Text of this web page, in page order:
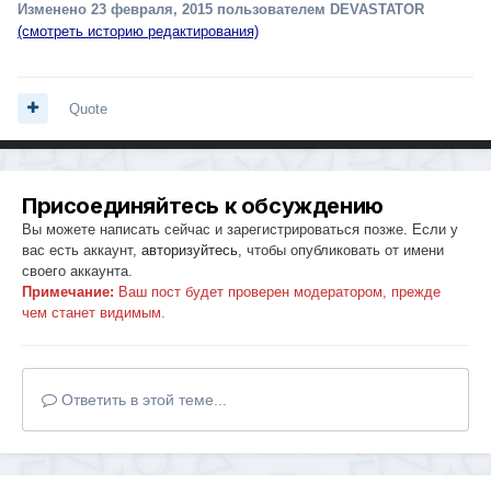
Изменено 23 февраля, 2015 пользователем DEVASTATOR
(смотреть историю редактирования)
Quote
Присоединяйтесь к обсуждению
Вы можете написать сейчас и зарегистрироваться позже. Если у
вас есть аккаунт, авторизуйтесь , чтобы опубликовать от имени
своего аккаунта.
Примечание: Ваш пост будет проверен модератором, прежде
чем станет видимым.
Ответить в этой теме...